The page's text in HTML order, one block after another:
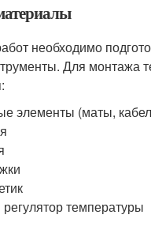
необходимо
Для монтажа
элементы (маты,
температуры